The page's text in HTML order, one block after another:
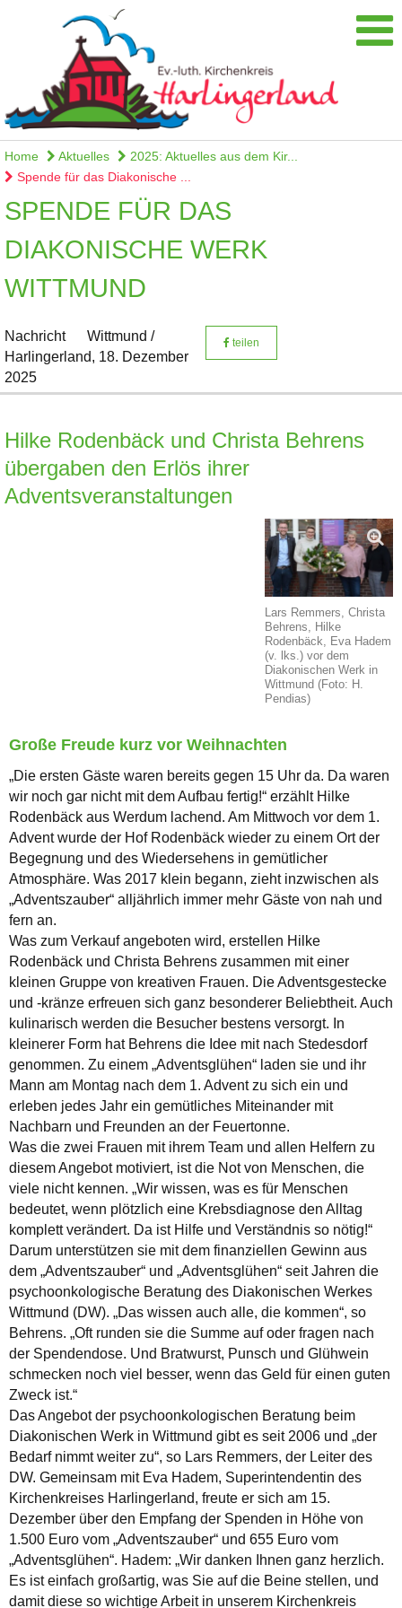
Home Aktuelles
2025: Aktuelles aus dem Kir...
Spende für das Diakonische ...
SPENDE FÜR DAS
DIAKONISCHE WERK
WITTMUND
Nachricht
Wittmund /
Harlingerland, 18. Dezember
2025
teilen
Hilke Rodenbäck und Christa Behrens
übergaben den Erlös ihrer
Adventsveranstaltungen
Lars Remmers, Christa
Behrens, Hilke
Rodenbäck, Eva Hadem
(v. lks.) vor dem
Diakonischen Werk in
Wittmund (Foto: H.
Pendias)
Große Freude kurz vor Weihnachten
„Die ersten Gäste waren bereits gegen 15 Uhr da. Da waren
wir noch gar nicht mit dem Aufbau fertig!“ erzählt Hilke
Rodenbäck aus Werdum lachend. Am Mittwoch vor dem 1.
Advent wurde der Hof Rodenbäck wieder zu einem Ort der
Begegnung und des Wiedersehens in gemütlicher
Atmosphäre. Was 2017 klein begann, zieht inzwischen als
„Adventszauber“ alljährlich immer mehr Gäste von nah und
fern an.
Was zum Verkauf angeboten wird, erstellen Hilke
Rodenbäck und Christa Behrens zusammen mit einer
kleinen Gruppe von kreativen Frauen. Die Adventsgestecke
und -kränze erfreuen sich ganz besonderer Beliebtheit. Auch
kulinarisch werden die Besucher bestens versorgt. In
kleinerer Form hat Behrens die Idee mit nach Stedesdorf
genommen. Zu einem „Adventsglühen“ laden sie und ihr
Mann am Montag nach dem 1. Advent zu sich ein und
erleben jedes Jahr ein gemütliches Miteinander mit
Nachbarn und Freunden an der Feuertonne.
Was die zwei Frauen mit ihrem Team und allen Helfern zu
diesem Angebot motiviert, ist die Not von Menschen, die
viele nicht kennen. „Wir wissen, was es für Menschen
bedeutet, wenn plötzlich eine Krebsdiagnose den Alltag
komplett verändert. Da ist Hilfe und Verständnis so nötig!“
Darum unterstützen sie mit dem finanziellen Gewinn aus
dem „Adventszauber“ und „Adventsglühen“ seit Jahren die
psychoonkologische Beratung des Diakonischen Werkes
Wittmund (DW). „Das wissen auch alle, die kommen“, so
Behrens. „Oft runden sie die Summe auf oder fragen nach
der Spendendose. Und Bratwurst, Punsch und Glühwein
schmecken noch viel besser, wenn das Geld für einen guten
Zweck ist.“
Das Angebot der psychoonkologischen Beratung beim
Diakonischen Werk in Wittmund gibt es seit 2006 und „der
Bedarf nimmt weiter zu“, so Lars Remmers, der Leiter des
DW. Gemeinsam mit Eva Hadem, Superintendentin des
Kirchenkreises Harlingerland, freute er sich am 15.
Dezember über den Empfang der Spenden in Höhe von
1.500 Euro vom „Adventszauber“ und 655 Euro vom
„Adventsglühen“. Hadem: „Wir danken Ihnen ganz herzlich.
Es ist einfach großartig, was Sie auf die Beine stellen, und
damit diese so wichtige Arbeit in unserem Kirchenkreis